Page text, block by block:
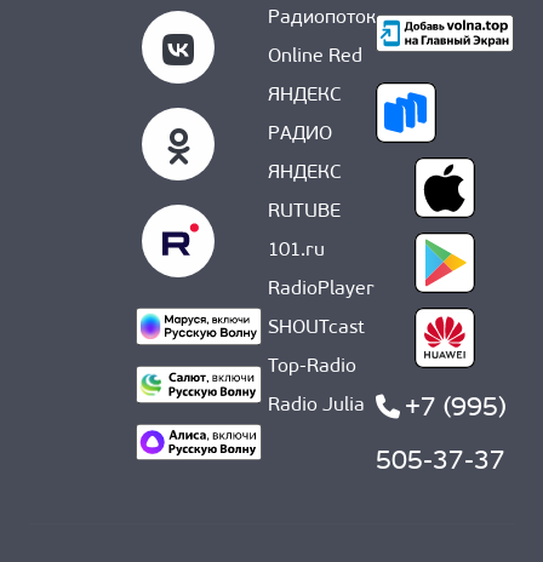
Радиопоток
Online Red
ЯНДЕКС
РАДИО
ЯНДЕКС
RUTUBE
101.ru
RadioPlayer
SHOUTcast
Top-Radio
Radio Julia
+7 (995)
505-37-37